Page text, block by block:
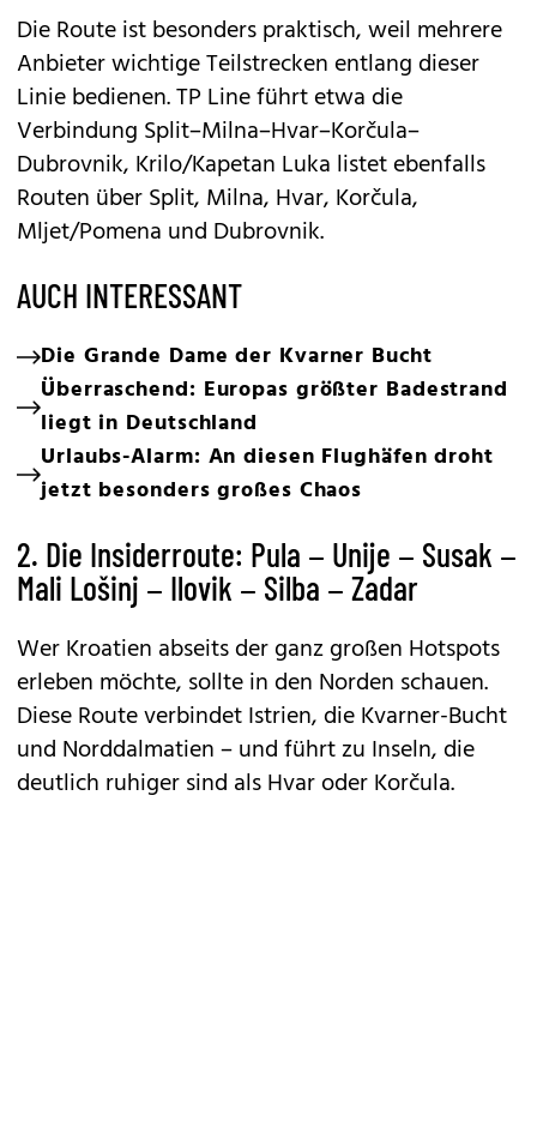
Die Route ist besonders praktisch, weil mehrere
Anbieter wichtige Teilstrecken entlang dieser
Linie bedienen. TP Line führt etwa die
Verbindung Split–Milna–Hvar–Korčula–
Dubrovnik, Krilo/Kapetan Luka listet ebenfalls
Routen über Split, Milna, Hvar, Korčula,
Mljet/Pomena und Dubrovnik.
AUCH INTERESSANT
Die Grande Dame der Kvarner Bucht
Überraschend: Europas größter Badestrand
liegt in Deutschland
Urlaubs-Alarm: An diesen Flughäfen droht
jetzt besonders großes Chaos
2. Die Insiderroute: Pula – Unije – Susak –
Mali Lošinj – Ilovik – Silba – Zadar
Wer Kroatien abseits der ganz großen Hotspots
erleben möchte, sollte in den Norden schauen.
Diese Route verbindet Istrien, dieKvarner-Bucht
und Norddalmatien – und führt zu Inseln, die
deutlich ruhiger sind als Hvar oder Korčula.